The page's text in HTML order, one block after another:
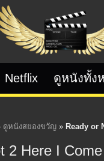
Netflix ดูหนังทั้ง
ดูหนังสยองขวัญ » Ready or
2 Here I